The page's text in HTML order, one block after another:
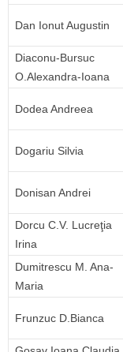
Dan Ionut Augustin
Diaconu-Bursuc
O.Alexandra-Ioana
Dodea Andreea
Dogariu Silvia
Donisan Andrei
Dorcu C.V. Lucreţia
Irina
Dumitrescu M. Ana-
Maria
Frunzuc D.Bianca